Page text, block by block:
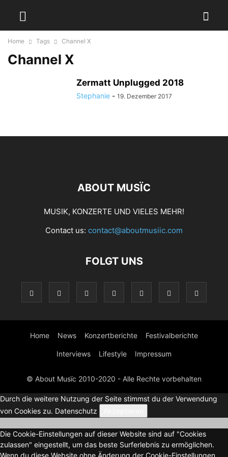
Home Tags Channel X
Channel X
Zermatt Unplugged 2018
Stephanie - 19. Dezember 2017
ABOUT MUSÏC
MUSIK, KONZERTE UND VIELES MEHR!
Contact us: contact@aboutmusiic.com
FOLGT UNS
Home News Konzertberichte Festivalberichte
Interviews Lifestyle Impressum
© About Musïc 2010-2020 - Alle Rechte vorbehalten
Durch die weitere Nutzung der Seite stimmst du der Verwendung
von Cookies zu. Datenschutz
Die Cookie-Einstellungen auf dieser Website sind auf "Cookies
zulassen" eingestellt, um das beste Surferlebnis zu ermöglichen.
Wenn du diese Website ohne Änderung der Cookie-Einstellungen